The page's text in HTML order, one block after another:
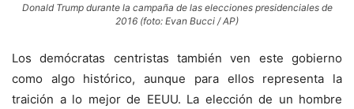
Donald Trump durante la campaña de las elecciones presidenciales de
2016 (foto: Evan Bucci / AP)
Los demócratas centristas también ven este gobierno
como algo histórico, aunque para ellos representa la
traición a lo mejor de EEUU. La elección de un hombre